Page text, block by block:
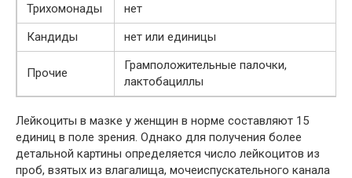
Трихомонады
нет
Кандиды
нет или единицы
Прочие
Грамположительные палочки,
лактобациллы
Лейкоциты в мазке у женщин в норме составляют 15
единиц в поле зрения. Однако для получения более
детальной картины определяется число лейкоцитов из
проб, взятых из влагалища, мочеиспускательного канала